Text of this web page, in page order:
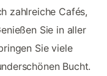
zahlreiche Cafés,
Sie in aller
Sie viele
Bucht.